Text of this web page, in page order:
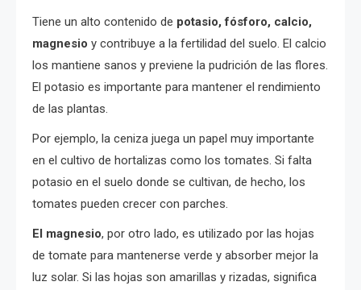
Tiene un alto contenido de potasio, fósforo, calcio,
magnesio y contribuye a la fertilidad del suelo. El calcio
los mantiene sanos y previene la pudrición de las flores.
El potasio es importante para mantener el rendimiento
de las plantas.
Por ejemplo, la ceniza juega un papel muy importante
en el cultivo de hortalizas como los tomates. Si falta
potasio en el suelo donde se cultivan, de hecho, los
tomates pueden crecer con parches.
El magnesio, por otro lado, es utilizado por las hojas
de tomate para mantenerse verde y absorber mejor la
luz solar. Si las hojas son amarillas y rizadas, significa